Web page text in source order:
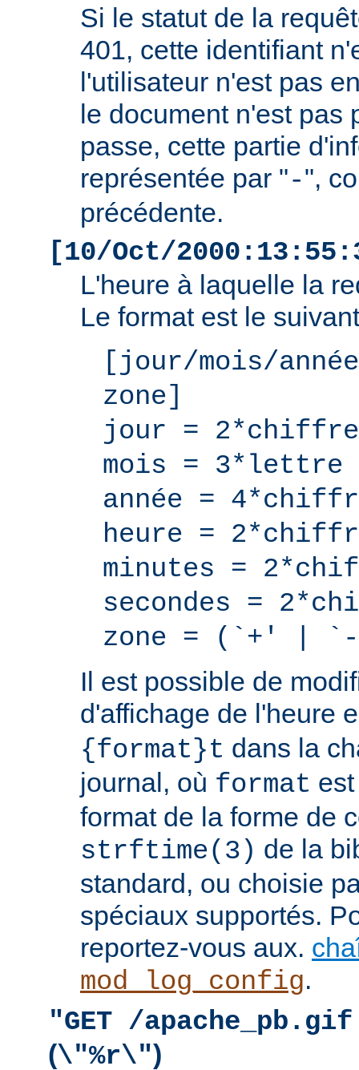
Si le statut de la
401, cette identifiant
l'utilisateur n'est pas
le document n'est pas
passe, cette partie
représentée par "-",
précédente.
[10/Oct/
L'heure à laquelle la
Le format est le
[jour/mois/
zone]
jour = 2*chiffre
mois = 3*lettre
année =
heure =
minutes =
secondes =
zone = (`+' |
Il est possible de
d'affichage de l'heure
{format}t dans la
journal, où format
format de la forme de
strftime(3) de la
standard, ou choisie
spéciaux supportés.
reportez-vous aux.
mod_log_config.
"GET /
(\"%r\")